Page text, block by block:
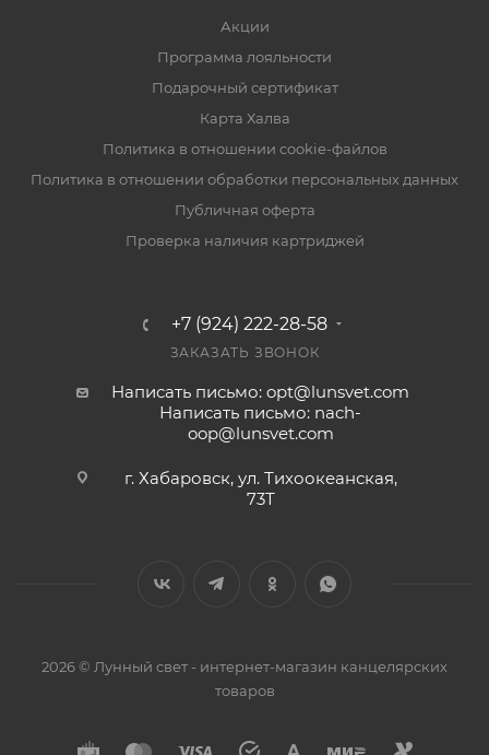
Акции
Программа лояльности
Подарочный сертификат
Карта Халва
Политика в отношении cookie-файлов
Политика в отношении обработки персональных данных
Публичная оферта
Проверка наличия картриджей
+7 (924) 222-28-58
ЗАКАЗАТЬ ЗВОНОК
Написать письмо: opt@lunsvet.com
Написать письмо: nach-
oop@lunsvet.com
г. Хабаровск, ул. Тихоокеанская,
73Т
2026 © Лунный свет - интернет-магазин канцелярских
товаров